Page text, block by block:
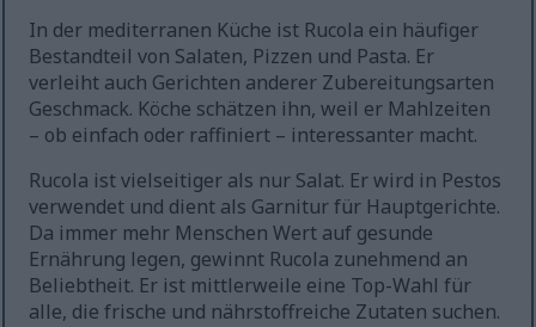
In der mediterranen Küche ist Rucola ein häufiger
Bestandteil von Salaten, Pizzen und Pasta. Er
verleiht auch Gerichten anderer Zubereitungsarten
Geschmack. Köche schätzen ihn, weil er Mahlzeiten
– ob einfach oder raffiniert – interessanter macht.
Rucola ist vielseitiger als nur Salat. Er wird in Pestos
verwendet und dient als Garnitur für Hauptgerichte.
Da immer mehr Menschen Wert auf gesunde
Ernährung legen, gewinnt Rucola zunehmend an
Beliebtheit. Er ist mittlerweile eine Top-Wahl für
alle, die frische und nährstoffreiche Zutaten suchen.